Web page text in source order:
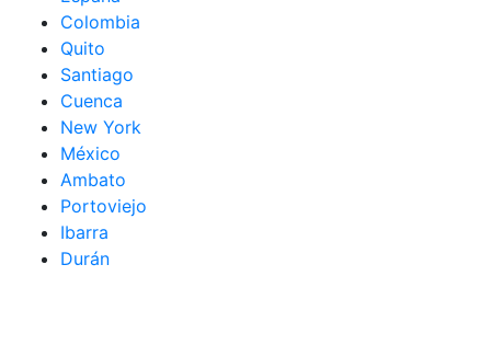
Colombia
Quito
Santiago
Cuenca
New York
México
Ambato
Portoviejo
Ibarra
Durán